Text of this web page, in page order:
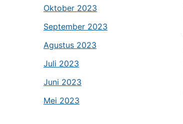
Oktober 2023
September 2023
Agustus 2023
Juli 2023
Juni 2023
Mei 2023